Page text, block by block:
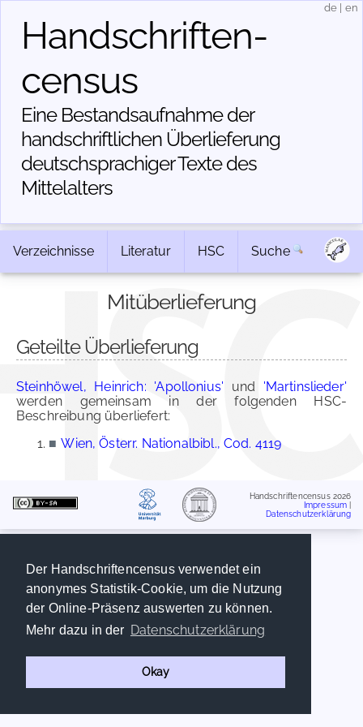
Der Handschriftencensus verwendet ein
anonymes Statistik-Cookie, um die Nutzung
der Online-Präsenz auswerten zu können.
Mehr dazu in der Datenschutzerklärung
Okay
Handschriften­
census
Eine Bestandsaufnahme der
handschriftlichen Über­lieferung
deutschsprachiger Texte des
Mittelalters
de en
Verzeichnisse Literatur HSC Suche
Mitüberlieferung
Geteilte Überlieferung
Steinhöwel, Heinrich: 'Apollonius' und 'Martinslieder'
werden gemeinsam in der folgenden HSC-
Beschreibung überliefert:
■ Wien, Österr. Nationalbibl., Cod. 4119
Handschriftencensus 2026
Impressum
Datenschutzerklärung